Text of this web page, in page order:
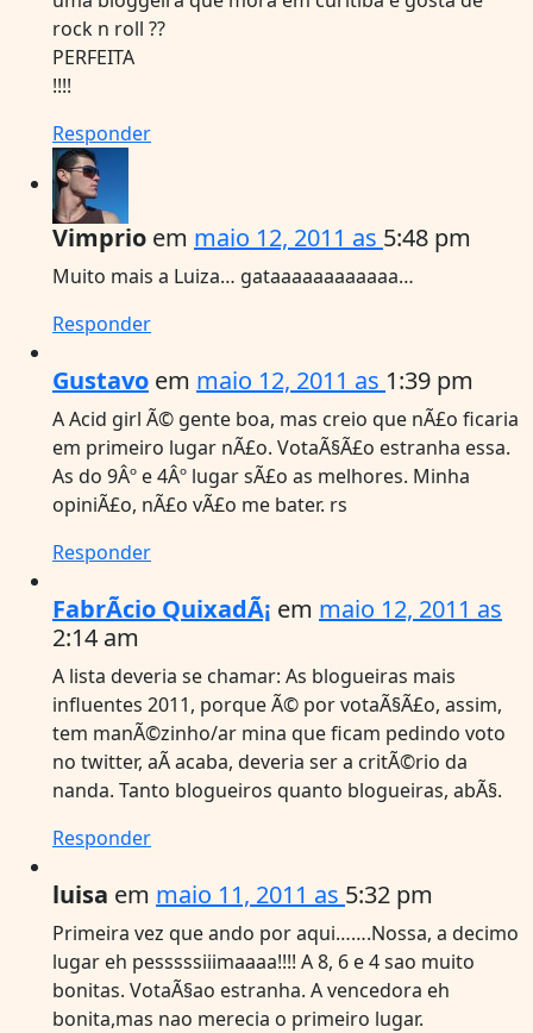
rock n roll ??
PERFEITA
!!!!
Responder
Vimprio em maio 12, 2011 as 5:48 pm
Muito mais a Luiza… gataaaaaaaaaaaa…
Responder
Gustavo em maio 12, 2011 as 1:39 pm
A Acid girl Ã© gente boa, mas creio que nÃ£o ficaria
em primeiro lugar nÃ£o. VotaÃ§Ã£o estranha essa.
As do 9Âº e 4Âº lugar sÃ£o as melhores. Minha
opiniÃ£o, nÃ£o vÃ£o me bater. rs
Responder
FabrÃ­cio QuixadÃ¡ em maio 12, 2011 as
2:14 am
A lista deveria se chamar: As blogueiras mais
influentes 2011, porque Ã© por votaÃ§Ã£o, assim,
tem manÃ©zinho/ar mina que ficam pedindo voto
no twitter, aÃ­ acaba, deveria ser a critÃ©rio da
nanda. Tanto blogueiros quanto blogueiras, abÃ§.
Responder
luisa em maio 11, 2011 as 5:32 pm
Primeira vez que ando por aqui…….Nossa, a decimo
lugar eh pesssssiiimaaaa!!!! A 8, 6 e 4 sao muito
bonitas. VotaÃ§ao estranha. A vencedora eh
bonita,mas nao merecia o primeiro lugar.